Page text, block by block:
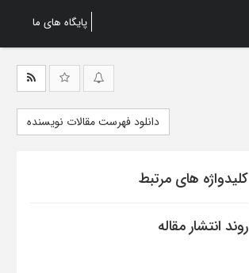
پایگاه های ما
دانلود فهرست مقالات نویسنده
کلیدواژه های مرتبط
روند انتشار مقاله